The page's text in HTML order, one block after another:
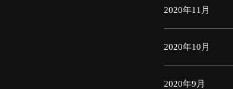
2020年11月
2020年10月
2020年9月